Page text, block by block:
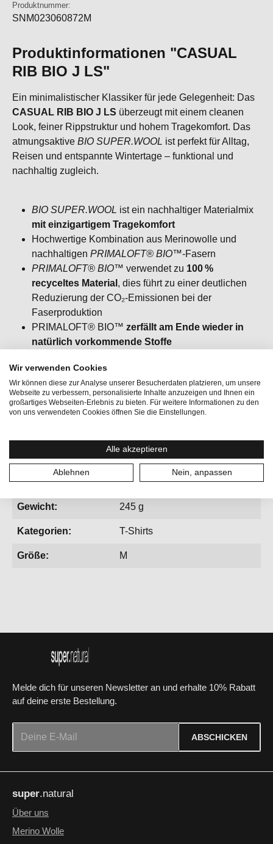
Produktnummer:
SNM023060872M
Produktinformationen "CASUAL
RIB BIO J LS"
Ein minimalistischer Klassiker für jede Gelegenheit: Das
CASUAL RIB BIO J LS überzeugt mit einem cleanen
Look, feiner Rippstruktur und hohem Tragekomfort. Das
atmungsaktive BIO SUPER.WOOL ist perfekt für Alltag,
Reisen und entspannte Wintertage – funktional und
nachhaltig zugleich.
BIO SUPER.WOOL ist ein nachhaltiger Materialmix
mit einzigartigem Tragekomfort
Hochwertige Kombination aus Merinowolle und
nachhaltigen PRIMALOFT® BIO™‑Fasern
PRIMALOFT® BIO™ verwendet zu 100 %
recyceltes Material , dies führt zu einer deutlichen
Reduzierung der CO₂‑Emissionen bei der
Faserproduktion
PRIMALOFT® BIO™ zerfällt am Ende wieder in
natürlich vorkommende Stoffe
Merino‑Vorteilen
Aktivitäten: Bergsport, Lifestyle
Geschlecht: Herren
Gewicht: 245 g
Kategorien: T-Shirts
Größe: M
Melde dich für unseren Newsletter an und erhalte 10% Rabatt
auf deine erste Bestellung.
ABSCHICKEN
genommen und die
einverstanden.
Die mit einem Stern (*) markierten Felder sind Pflichtfelder.
super.natural
Über uns
Merino Wolle
Wir verwenden Cookies
Wir können diese zur Analyse unserer Besucherdaten platzieren, um unsere
Webseite zu verbessern, personalisierte Inhalte anzuzeigen und Ihnen ein
großartiges Webseiten-Erlebnis zu bieten. Für weitere Informationen zu den
von uns verwendeten Cookies öffnen Sie die Einstellungen.
Alle akzeptieren
Ablehnen Nein, anpassen